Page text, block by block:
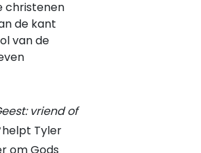
christenen
de kant
van de
vriend of
helpt Tyler